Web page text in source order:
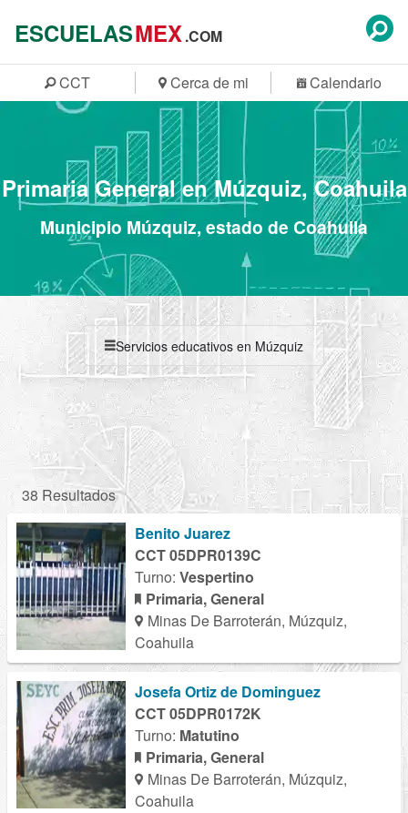
ESCUELASMEX.COM
CCT Cerca de mi Calendario
Primaria General en Múzquiz, Coahuila
Municipio Múzquiz, estado de Coahuila
Servicios educativos en Múzquiz
38 Resultados
Benito Juarez
CCT 05DPR0139C
Turno: Vespertino
Primaria, General
Minas De Barroterán, Múzquiz,
Coahuila
Josefa Ortiz de Dominguez
CCT 05DPR0172K
Turno: Matutino
Primaria, General
Minas De Barroterán, Múzquiz,
Coahuila